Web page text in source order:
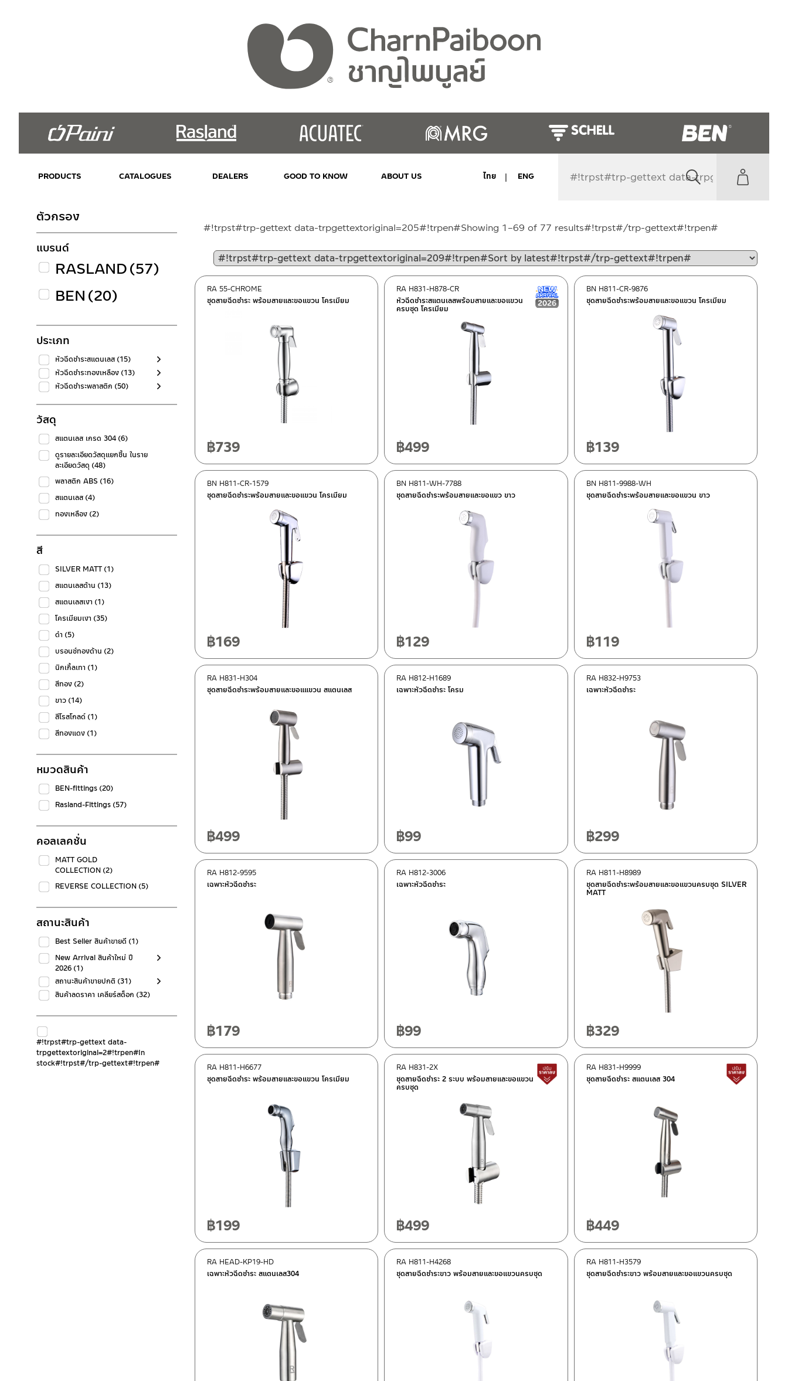
PRODUCTS CATALOGUES DEALERS GOOD TO KNOW ABOUT US ไทย ENG
#!trpst#trp-gettext data-trpgettextoriginal=205#!trpen#Showing 1–69 of 77 results#!trpst#/trp-gettext#!trpen#
data-
ชุดสายฉีดชำระ พร้อมสายและขอแขวน โครเมียม
RA 55-CHROME
฿739
หัวฉีดชำระสแตนเลสพร้อมสายและขอแขวน
ครบชุด โครเมียม
RA H831-H878-CR New Arrival สินค้าใหม่ ปี 2026
฿499
ชุดสายฉีดชำระพร้อมสายและขอแขวน โครเมียม
BN H811-CR-9876
฿139
ชุดสายฉีดชำระพร้อมสายและขอแขวน โครเมียม
BN H811-CR-1579
฿169
ชุดสายฉีดชำระพร้อมสายและขอแขว ขาว
BN H811-WH-7788
฿129
ชุดสายฉีดชำระพร้อมสายและขอแขวน ขาว
BN H811-9988-WH
฿119
ชุดสายฉีดชำระพร้อมสายและขอแแขวน สแตนเลส
RA H831-H304
฿499
เฉพาะหัวฉีดชำระ โครม
RA H812-H1689
฿99
เฉพาะหัวฉีดชำระ
RA H832-H9753
฿299
เฉพาะหัวฉีดชำระ
RA H812-9595
฿179
เฉพาะหัวฉีดชำระ
RA H812-3006
฿99
ชุดสายฉีดชำระพร้อมสายและขอแขวนครบชุด SILVER
MATT
RA H811-H8989
฿329
ชุดสายฉีดชำระ พร้อมสายและขอแขวน โครเมียม
RA H811-H6677
฿199
ชุดสายฉีดชำระ 2 ระบบ พร้อมสายและขอแขวน
ครบชุด
RA H831-2X สินค้าปรับราคาลดลง
฿499
ชุดสายฉีดชำระ สแตนเลส 304
RA H831-H9999
฿449
เฉพาะหัวฉีดชำระ สแตนเลส304
RA HEAD-KP19-HD
ชุดสายฉีดชำระขาว พร้อมสายและขอแขวนครบชุด
RA H811-H4268
ชุดสายฉีดชำระขาว พร้อมสายและขอแขวนครบชุด
RA H811-H3579
ตัวกรอง
แบรนด์
RASLAND(57)
BEN(20)
ประเภท
หัวฉีดชำระสแตนเลส (15)
หัวฉีดชำระทองเหลือง (13)
หัวฉีดชำระพลาสติก (50)
วัสดุ
สแตนเลส เกรด 304 (6)
ดูรายละเอียดวัสดุแยกชิ้น ในราย
ละเอียดวัสดุ (48)
พลาสติก ABS (16)
สแตนเลส (4)
ทองเหลือง (2)
สี
SILVER MATT (1)
สแตนเลสด้าน (13)
สแตนเลสเงา (1)
โครเมียมเงา (35)
ดำ (5)
บรอนซ์ทองด้าน (2)
นิกเกิ้ลเทา (1)
สีทอง (2)
ขาว (14)
สีโรสโกลด์ (1)
สีทองแดง (1)
หมวดสินค้า
BEN-fittings (20)
Rasland-Fittings (57)
คอลเลคชั่น
MATT GOLD
COLLECTION (2)
REVERSE COLLECTION (5)
สถานะสินค้า
Best Seller สินค้าขายดี (1)
New Arrival สินค้าใหม่ ปี
2026 (1)
สถานะสินค้าขายปกติ (31)
สินค้าลดราคา เคลียร์สต็อก (32)
#!trpst#trp-gettext data-
trpgettextoriginal=2#!trpen#In
stock#!trpst#/trp-gettext#!trpen#